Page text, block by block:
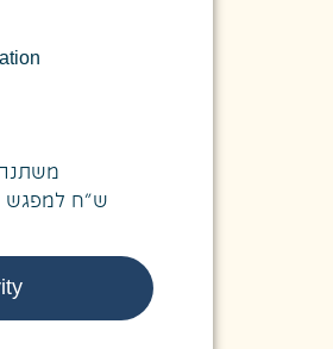
2,250 ש"ח למפגש פיזי, 1,600